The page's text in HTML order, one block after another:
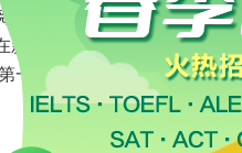
型都被保留了下来。加之
托福中仍然适用。比如说：
题该怎么办，如果出现在